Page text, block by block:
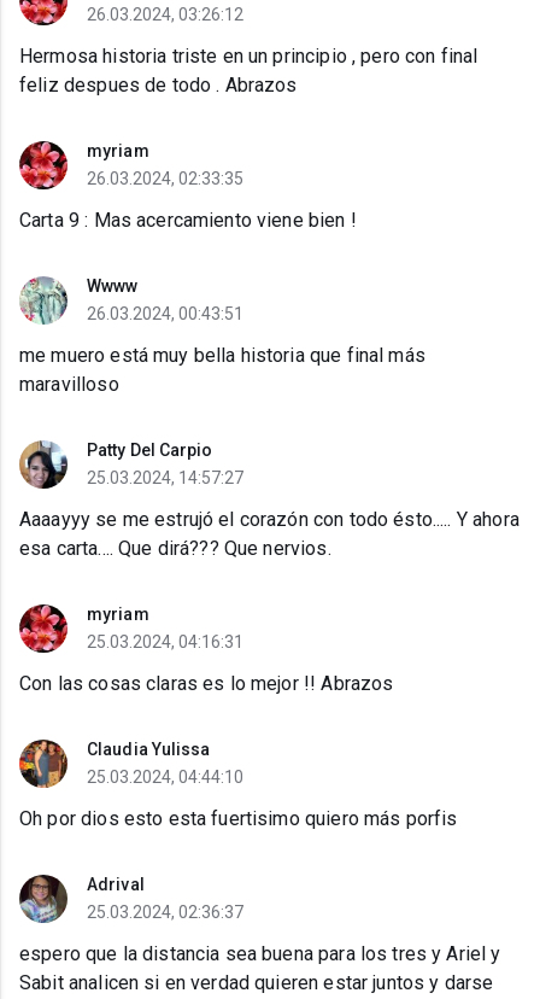
26.03.2024, 03:26:12
Hermosa historia triste en un principio , pero con final
feliz despues de todo . Abrazos
myriam
26.03.2024, 02:33:35
Carta 9 : Mas acercamiento viene bien !
Wwww
26.03.2024, 00:43:51
me muero está muy bella historia que final más
maravilloso
Patty Del Carpio
25.03.2024, 14:57:27
Aaaayyy se me estrujó el corazón con todo ésto..... Y ahora
esa carta.... Que dirá??? Que nervios.
myriam
25.03.2024, 04:16:31
Con las cosas claras es lo mejor !! Abrazos
Claudia Yulissa
25.03.2024, 04:44:10
Oh por dios esto esta fuertisimo quiero más porfis
Adrival
25.03.2024, 02:36:37
espero que la distancia sea buena para los tres y Ariel y
Sabit analicen si en verdad quieren estar juntos y darse